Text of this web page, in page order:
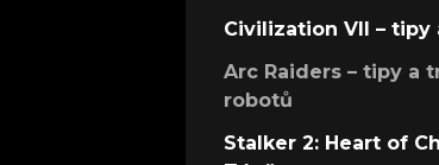
Civilization VII – tipy
Arc Raiders – tipy a
robotů
Stalker 2: Heart of